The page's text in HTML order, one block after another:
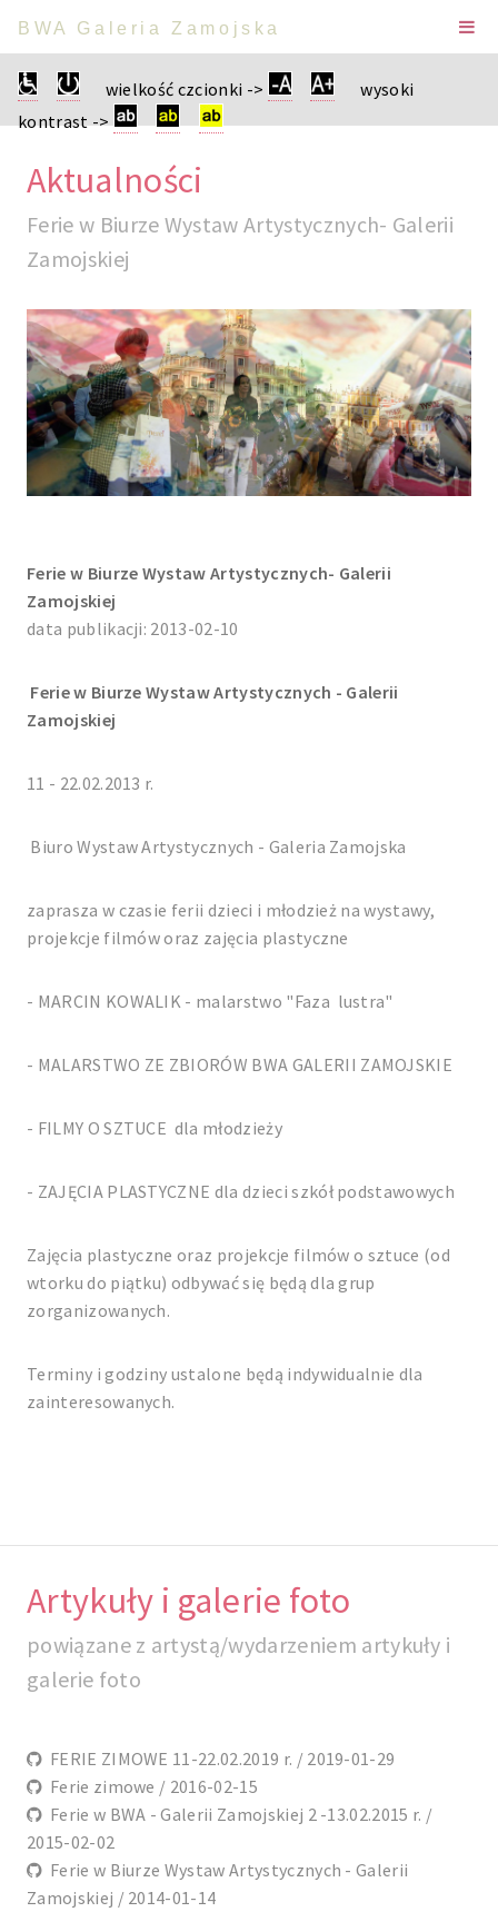
BWA Galeria Zamojska
wielkość czcionki ->
wysoki
kontrast ->
Aktualności
Ferie w Biurze Wystaw Artystycznych- Galerii
Zamojskiej
Ferie w Biurze Wystaw Artystycznych- Galerii
Zamojskiej
data publikacji: 2013-02-10
Ferie w Biurze Wystaw Artystycznych - Galerii
Zamojskiej
11 - 22.02.2013 r.
Biuro Wystaw Artystycznych - Galeria Zamojska
zaprasza w czasie ferii dzieci i młodzież na wystawy,
projekcje filmów oraz zajęcia plastyczne
- MARCIN KOWALIK - malarstwo "Faza lustra"
- MALARSTWO ZE ZBIORÓW BWA GALERII ZAMOJSKIE
- FILMY O SZTUCE dla młodzieży
- ZAJĘCIA PLASTYCZNE dla dzieci szkół podstawowych
Zajęcia plastyczne oraz projekcje filmów o sztuce (od
wtorku do piątku) odbywać się będą dla grup
zorganizowanych.
Terminy i godziny ustalone będą indywidualnie dla
zainteresowanych.
Artykuły i galerie foto
powiązane z artystą/wydarzeniem artykuły i
galerie foto
FERIE ZIMOWE 11-22.02.2019 r. / 2019-01-29
Ferie zimowe / 2016-02-15
Ferie w BWA - Galerii Zamojskiej 2 -13.02.2015 r. /
2015-02-02
Ferie w Biurze Wystaw Artystycznych - Galerii
Zamojskiej / 2014-01-14